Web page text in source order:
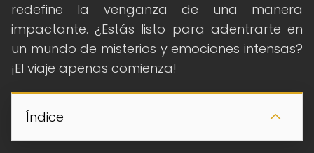
redefine la venganza de una manera
impactante. ¿Estás listo para adentrarte en
un mundo de misterios y emociones intensas?
¡El viaje apenas comienza!
Índice